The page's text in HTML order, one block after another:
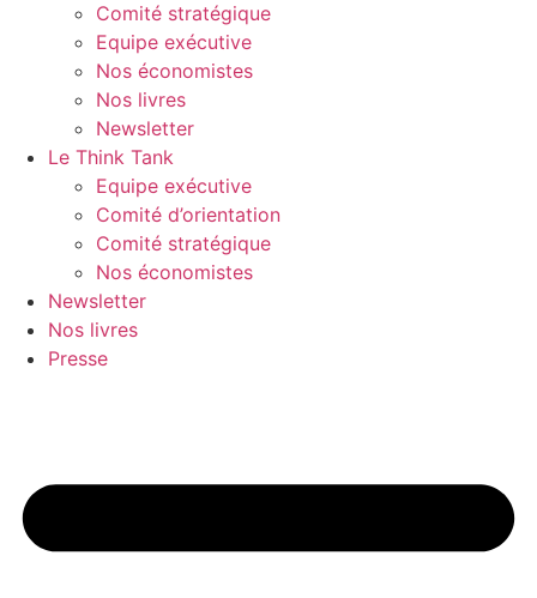
Comité stratégique
Equipe exécutive
Nos économistes
Nos livres
Newsletter
Le Think Tank
Equipe exécutive
Comité d’orientation
Comité stratégique
Nos économistes
Newsletter
Nos livres
Presse